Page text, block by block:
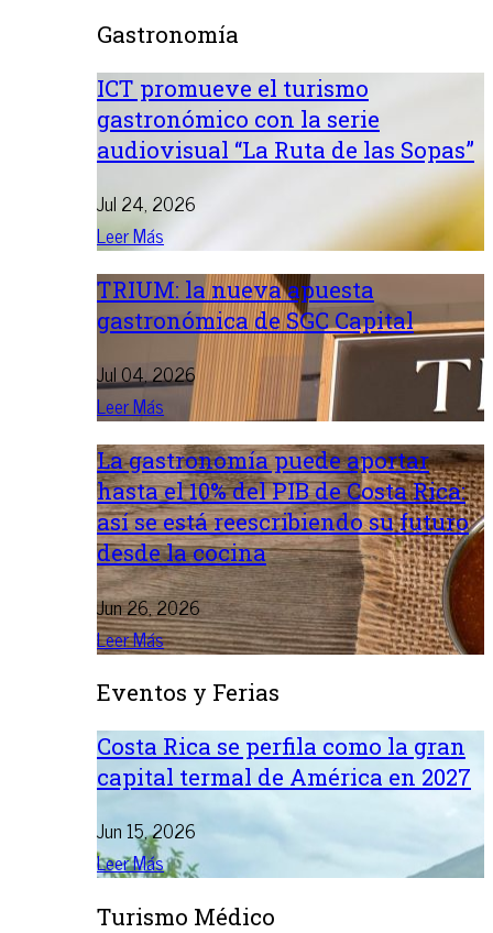
Gastronomía
ICT promueve el turismo
gastronómico con la serie
audiovisual “La Ruta de las Sopas”
Jul 24, 2026
Leer Más
TRIUM: la nueva apuesta
gastronómica de SGC Capital
Jul 04, 2026
Leer Más
La gastronomía puede aportar
hasta el 10% del PIB de Costa Rica:
así se está reescribiendo su futuro
desde la cocina
Jun 26, 2026
Leer Más
Eventos y Ferias
Costa Rica se perfila como la gran
capital termal de América en 2027
Jun 15, 2026
Leer Más
Turismo Médico